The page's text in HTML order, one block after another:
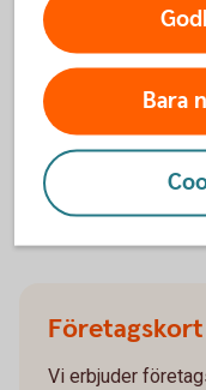
som passar
Löner och andra
Betala med
Företagskort
Vi erbjuder
Bara